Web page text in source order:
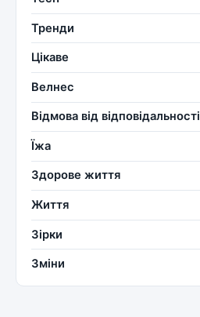
Тренди
Цікаве
Велнес
Відмова від відповідальності
Їжа
Здорове життя
Життя
Зірки
Зміни